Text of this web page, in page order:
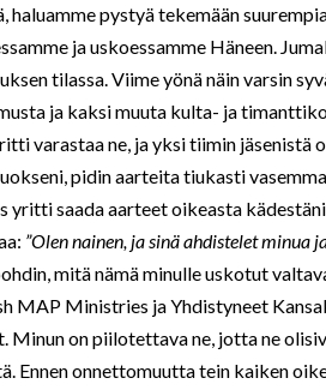
haluamme pystyä tekemään
ja uskoessamme Häneen.
tilassa. Viime yönä näin varsin
ja kaksi muuta kulta- ja
varastaa ne, ja yksi tiimin jäsenistä
pidin aarteita tiukasti
yritti saada aarteet oikeasta
”Olen nainen, ja sinä ahdistelet minua
mitä nämä minulle uskotut
MAP Ministries ja Yhdistyneet
Minun on piilotettava ne, jotta ne
Ennen onnettomuutta tein kaiken